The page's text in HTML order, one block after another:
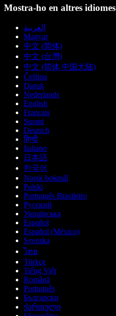
Mostra-ho en altres idiomes
العربية
Magyar
中文 (简体)
中文 (台灣)
中文 (简体 中国大陆)
Čeština
Dansk
Nederlands
English
Français
Suomi
Deutsch
हिन्दी
Italiano
日本語
한국어
Norsk bokmål
Polski
Português Brasileiro
Русский
Українська
Español
Español (México)
Svenska
ไทย
Türkçe
Tiếng Việt
Română
Português
Български
ქართული